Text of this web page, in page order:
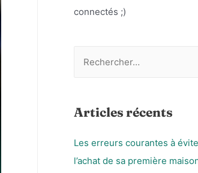
connectés ;)
h
r
c
Articles récents
Les erreurs courantes à
l’achat de sa première